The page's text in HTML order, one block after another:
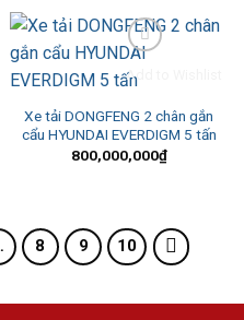
Add to Wishlist
Xe tải DONGFENG 2 chân gắn
cẩu HYUNDAI EVERDIGM 5 tấn
800,000,000₫
8 9 10